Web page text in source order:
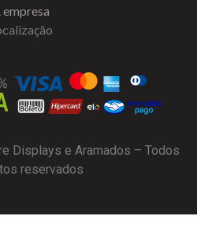
empresa
Displays e Aramados – Todos
reservados